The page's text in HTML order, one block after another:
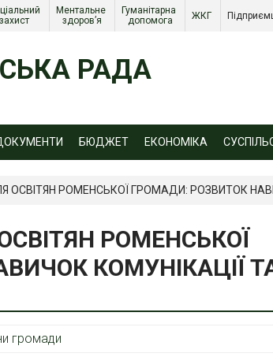
захист
Ментальне
здоров’я
Гуманітарна
допомога
ЖКГ
РАДА
БЮДЖЕТ ЕКОНОМІКА
ОСВІТЯН РОМЕНСЬКОЇ ГРОМАДИ: РОЗВИТОК
РОМЕНСЬКОЇ
КОМУНІКАЦІЇ
громади